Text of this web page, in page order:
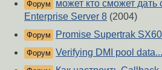
Форум
может кто сможет дать
Enterprise Server 8 (2004)
Форум Promise Supertrak
Форум Verifying DMI pool